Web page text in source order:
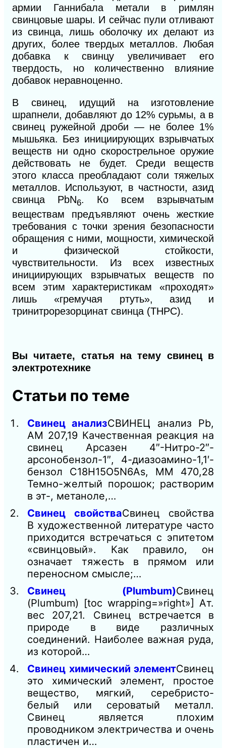
армии Ганнибала метали в римлян
свинцовые шары. И сейчас пули отливают
из свинца, лишь оболочку их делают из
других, более твердых металлов. Любая
добавка к свинцу увеличивает его
твердость, но количественно влияние
добавок неравноценно.
В свинец, идущий на изготовление
шрапнели, добавляют до 12%сурьмы, а в
свинец ружейной дроби — не более 1%
мышьяка. Без инициирующих взрывчатых
веществ ни одно скорострельное оружие
действовать не будет. Среди веществ
этого класса преобладают соли тяжелых
металлов. Используют, в частности, азид
свинца PbN6. Ко всем взрывчатым
веществам предъявляют очень жесткие
требования с точки зрения безопасности
обращения с ними, мощности, химической
и физической стойкости,
чувствительности. Из всех известных
инициирующих взрывчатых веществ по
всем этим характеристикам «проходят»
лишь «гремучая ртуть», азид и
тринитрорезорцинат свинца (ТНРС).
Вы читаете, статья на тему свинец в
электротехнике
Статьи по теме
Свинец анализСВИНЕЦ анализ Pb,
AM 207,19 Качественная реакция на
свинец Арсазен 4″-Нитро-2″-
арсонобензол-1″, 4-диазоамино-1,1′-
бензол C18H15O5N6As, ММ 470,28
Темно-желтый порошок; растворим
в эт-, метаноле,…
Свинец свойстваСвинец свойства
В художественной литературе часто
приходится встречаться с эпитетом
«свинцовый». Как правило, он
означает тяжесть в прямом или
переносном смысле;…
Свинец (Plumbum)Свинец
(Plumbum) [toc wrapping=»right»] Ат.
вес 207,21. Свинец встречается в
природе в виде различных
соединений. Наиболее важная руда,
из которой…
Свинец химический элементСвинец
это химический элемент, простое
вещество, мягкий, серебристо-
белый или сероватый металл.
Свинец является плохим
проводником электричества и очень
пластичен и…